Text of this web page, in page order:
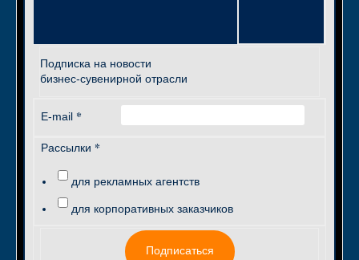
Подписка на новости
бизнес-сувенирной отрасли
E-mail *
Рассылки *
для рекламных агентств
для корпоративных заказчиков
Подписаться